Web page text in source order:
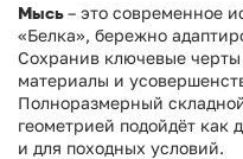
Мысь– это современное
«Белка», бережно
Сохранив ключевые
материалы и
Полноразмерный
геометрией подойдёт как
и для походных условий.